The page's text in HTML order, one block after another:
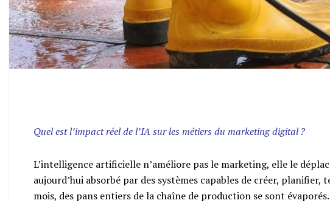
Quel est l’impact réel de l’IA sur les métiers du marketing digital ?
L’intelligence artificielle n’améliore pas le marketing, elle le
aujourd’hui absorbé par des systèmes capables de créer,
mois, des pans entiers de la chaîne de production se sont